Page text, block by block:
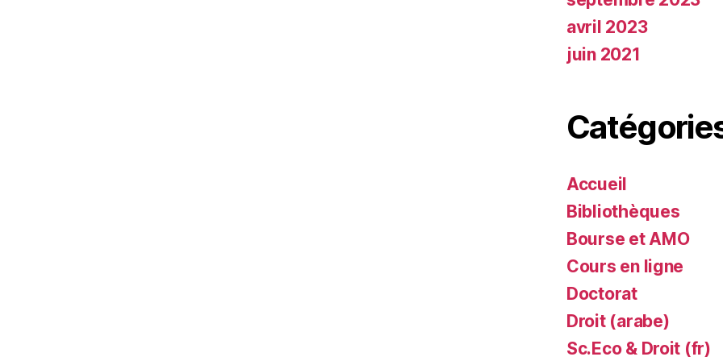
avril 2023
juin 2021
Accueil
Bibliothèques
Bourse et AMO
Cours en ligne
Doctorat
Droit (arabe)
Sc.Eco & Droit (fr)